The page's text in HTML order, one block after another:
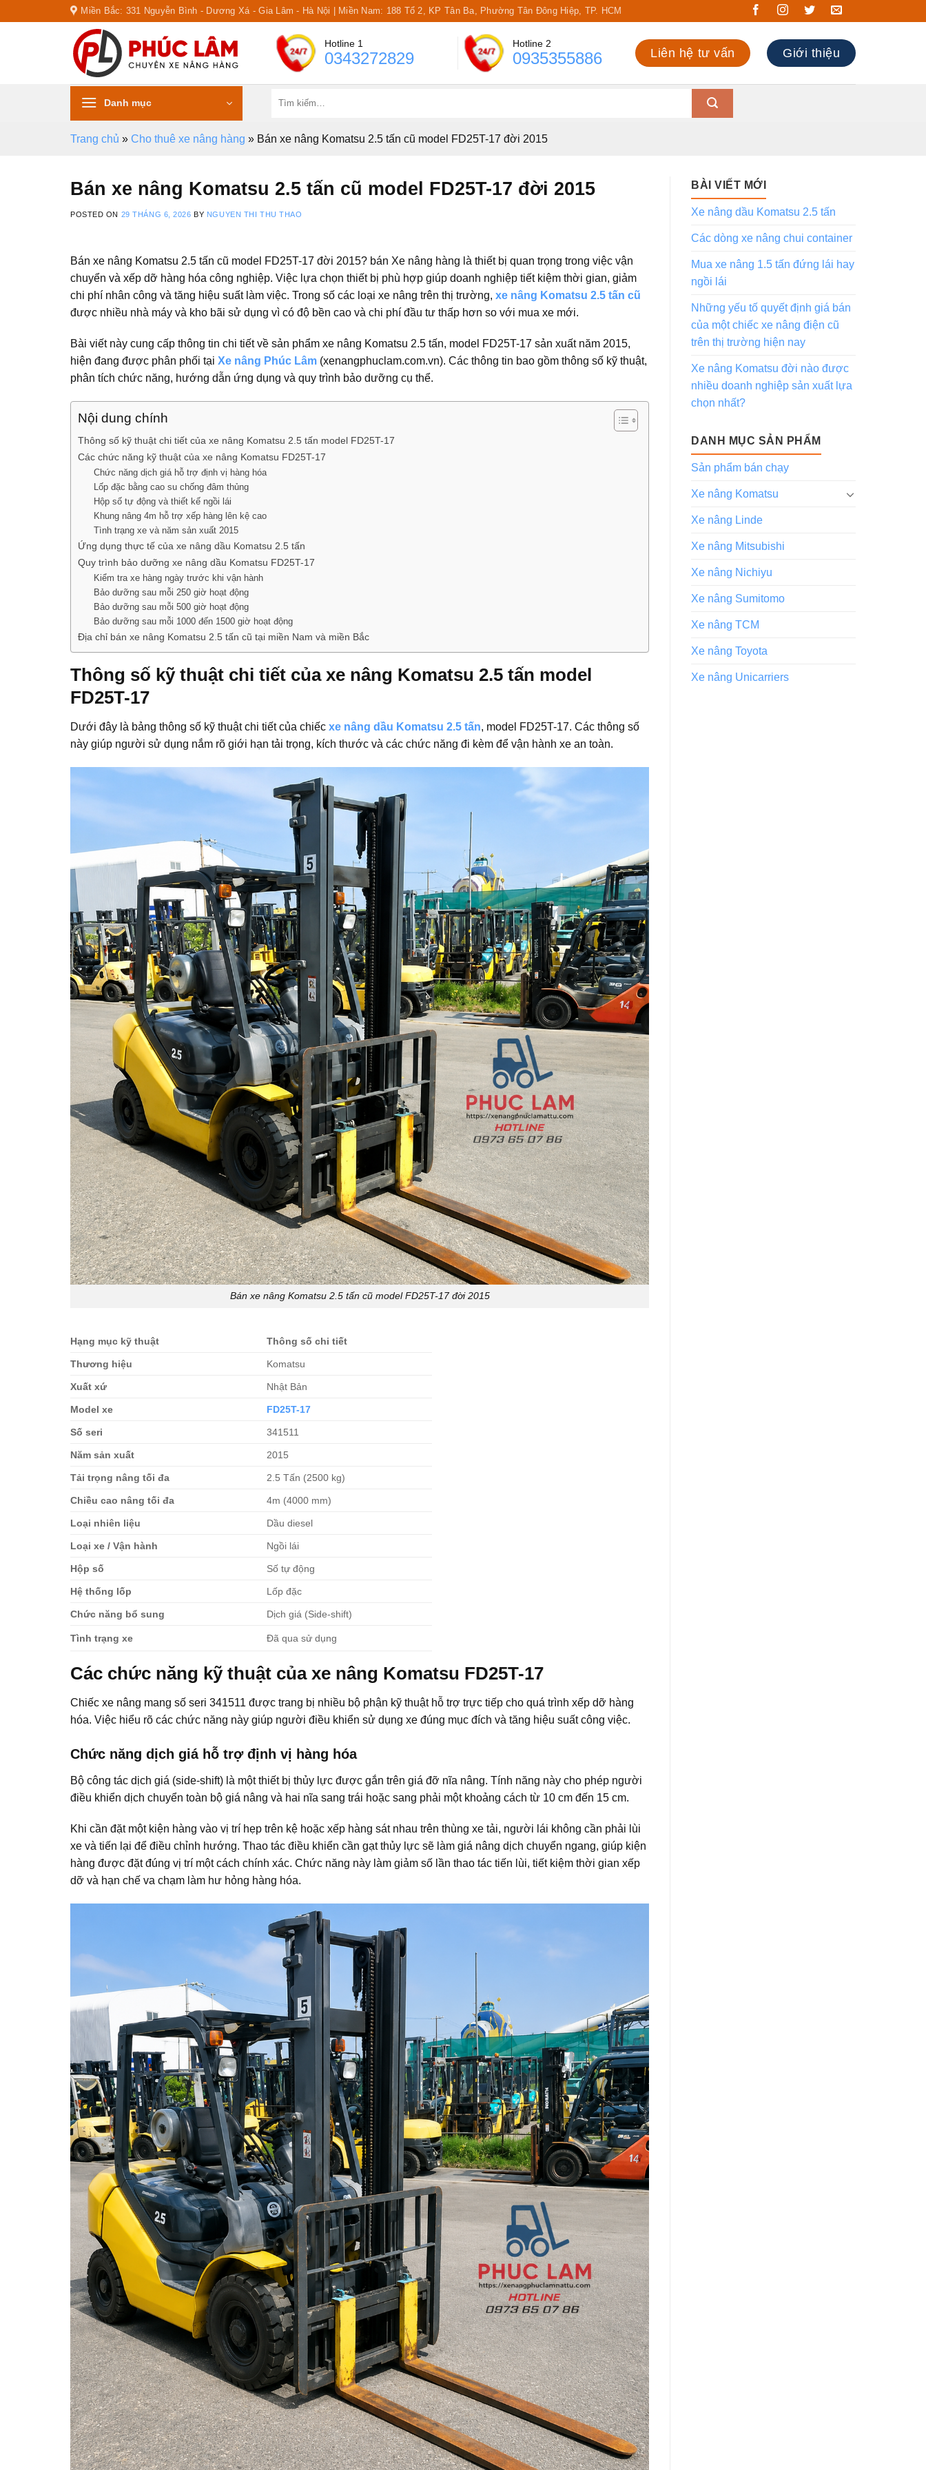
to
Miền Bắc: 331 Nguyễn Bình - Dương Xá - Gia Lâm - Hà Nội | Miền Nam: 188 Tổ 2, KP Tân Ba, Phường Tân Đông Hiệp, TP. HCM
Hotline 1
0343272829
Hotline 2
0935355886 Liên hệ tư vấn Giới thiệu
Danh mục
kiếm:
Trang chủ » Cho thuê xe nâng hàng » Bán xe nâng Komatsu 2.5 tấn cũ model FD25T-17 đời 2015
Bán xe nâng Komatsu 2.5 tấn cũ model FD25T-17 đời 2015
POSTED ON 29 THÁNG 6, 2026 BY NGUYEN THI THU THAO
Bán xe nâng Komatsu 2.5 tấn cũ model FD25T-17 đời 2015? bán Xe nâng hàng là thiết bị quan trọng trong việc vận
chuyển và xếp dỡ hàng hóa công nghiệp. Việc lựa chọn thiết bị phù hợp giúp doanh nghiệp tiết kiệm thời gian, giảm
chi phí nhân công và tăng hiệu suất làm việc. Trong số các loại xe nâng trên thị trường, xe nâng Komatsu 2.5 tấn cũ
được nhiều nhà máy và kho bãi sử dụng vì có độ bền cao và chi phí đầu tư thấp hơn so với mua xe mới.
Bài viết này cung cấp thông tin chi tiết về sản phẩm xe nâng Komatsu 2.5 tấn, model FD25T-17 sản xuất năm 2015,
hiện đang được phân phối tại Xe nâng Phúc Lâm (xenangphuclam.com.vn). Các thông tin bao gồm thông số kỹ thuật,
phân tích chức năng, hướng dẫn ứng dụng và quy trình bảo dưỡng cụ thể.
Nội dung chính
Thông số kỹ thuật chi tiết của xe nâng Komatsu 2.5 tấn model FD25T-17
Các chức năng kỹ thuật của xe nâng Komatsu FD25T-17
Chức năng dịch giá hỗ trợ định vị hàng hóa
Lốp đặc bằng cao su chống đâm thủng
Hộp số tự động và thiết kế ngồi lái
Khung nâng 4m hỗ trợ xếp hàng lên kệ cao
Tình trạng xe và năm sản xuất 2015
Ứng dụng thực tế của xe nâng dầu Komatsu 2.5 tấn
Quy trình bảo dưỡng xe nâng dầu Komatsu FD25T-17
Kiểm tra xe hàng ngày trước khi vận hành
Bảo dưỡng sau mỗi 250 giờ hoạt động
Bảo dưỡng sau mỗi 500 giờ hoạt động
Bảo dưỡng sau mỗi 1000 đến 1500 giờ hoạt động
Địa chỉ bán xe nâng Komatsu 2.5 tấn cũ tại miền Nam và miền Bắc
Thông số kỹ thuật chi tiết của xe nâng Komatsu 2.5 tấn model
FD25T-17
Dưới đây là bảng thông số kỹ thuật chi tiết của chiếc xe nâng dầu Komatsu 2.5 tấn, model FD25T-17. Các thông số
này giúp người sử dụng nắm rõ giới hạn tải trọng, kích thước và các chức năng đi kèm để vận hành xe an toàn.
Bán xe nâng Komatsu 2.5 tấn cũ model FD25T-17 đời 2015
Hạng mục kỹ thuật Thông số chi tiết
Thương hiệu Komatsu
Xuất xứ Nhật Bản
Model xe FD25T-17
Số seri 341511
Năm sản xuất 2015
Tải trọng nâng tối đa 2.5 Tấn (2500 kg)
Chiều cao nâng tối đa 4m (4000 mm)
Loại nhiên liệu Dầu diesel
Loại xe / Vận hành Ngồi lái
Hộp số Số tự động
Hệ thống lốp Lốp đặc
Chức năng bổ sung Dịch giá (Side-shift)
Tình trạng xe Đã qua sử dụng
Các chức năng kỹ thuật của xe nâng Komatsu FD25T-17
Chiếc xe nâng mang số seri 341511 được trang bị nhiều bộ phận kỹ thuật hỗ trợ trực tiếp cho quá trình xếp dỡ hàng
hóa. Việc hiểu rõ các chức năng này giúp người điều khiển sử dụng xe đúng mục đích và tăng hiệu suất công việc.
Chức năng dịch giá hỗ trợ định vị hàng hóa
Bộ công tác dịch giá (side-shift) là một thiết bị thủy lực được gắn trên giá đỡ nĩa nâng. Tính năng này cho phép người
điều khiển dịch chuyển toàn bộ giá nâng và hai nĩa sang trái hoặc sang phải một khoảng cách từ 10 cm đến 15 cm.
Khi cần đặt một kiện hàng vào vị trí hẹp trên kệ hoặc xếp hàng sát nhau trên thùng xe tải, người lái không cần phải lùi
xe và tiến lại để điều chỉnh hướng. Thao tác điều khiển cần gạt thủy lực sẽ làm giá nâng dịch chuyển ngang, giúp kiện
hàng được đặt đúng vị trí một cách chính xác. Chức năng này làm giảm số lần thao tác tiến lùi, tiết kiệm thời gian xếp
dỡ và hạn chế va chạm làm hư hỏng hàng hóa.
BÀI VIẾT MỚI
Xe nâng dầu Komatsu 2.5 tấn
Các dòng xe nâng chui container
Mua xe nâng 1.5 tấn đứng lái hay
ngồi lái
Những yếu tố quyết định giá bán
của một chiếc xe nâng điện cũ
trên thị trường hiện nay
Xe nâng Komatsu đời nào được
nhiều doanh nghiệp sản xuất lựa
chọn nhất?
DANH MỤC SẢN PHẨM
Sản phẩm bán chạy
Xe nâng Komatsu
Xe nâng Linde
Xe nâng Mitsubishi
Xe nâng Nichiyu
Xe nâng Sumitomo
Xe nâng TCM
Xe nâng Toyota
Xe nâng Unicarriers